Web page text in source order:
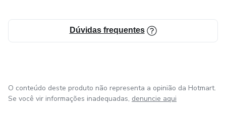
Dúvidas frequentes
O conteúdo deste produto não representa a opinião da Hotmart.
Se você vir informações inadequadas, denuncie aqui